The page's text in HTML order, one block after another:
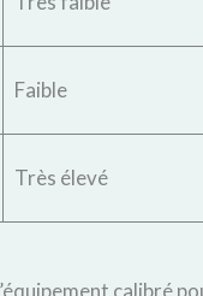
Faible
Très élevé
calibré